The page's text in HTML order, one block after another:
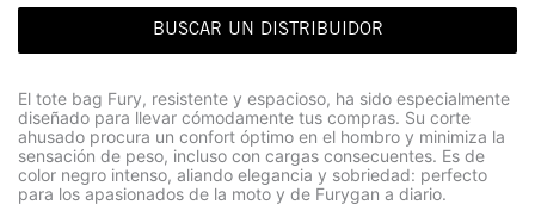
BUSCAR UN DISTRIBUIDOR
El tote bag Fury, resistente y espacioso, ha sido especialmente
diseñado para llevar cómodamente tus compras. Su corte
ahusado procura un confort óptimo en el hombro y minimiza la
sensación de peso, incluso con cargas consecuentes. Es de
color negro intenso, aliando elegancia y sobriedad: perfecto
para los apasionados de la moto y de Furygan a diario.